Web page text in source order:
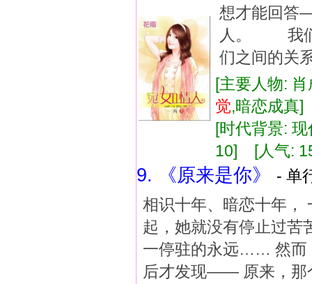
想才能回
人。 我
们之间的关
[主要人物:
觉,暗恋成
[时代背景:
10] [人气:
9. 《原来是你》
- 单
相识十年、暗恋十年，
起，她就没有停止过苦
一停驻的永远…… 然而
后才发现—— 原来，